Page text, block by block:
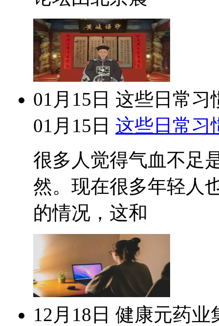
01月15日 这些日常习
01月15日 这些日常习
很多人觉得气血不足
然。现在很多年轻人
的情况，这和
12月18日 健康元药业